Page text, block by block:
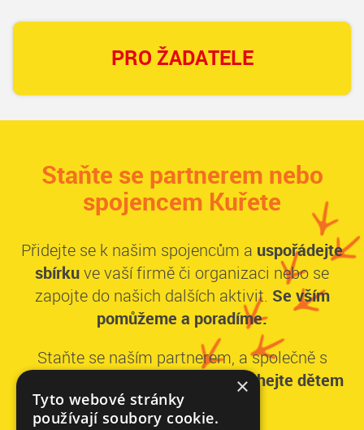
PRO ŽADATELE
Staňte se partnerem nebo
spojencem Kuřete
Přidejte se k našim spojencům a uspořádejte
sbírkuve vaší firmě či organizaci nebo se
zapojte do našich dalších aktivit. Se vším
pomůžeme a poradíme.
Staňte se naším partnerem, a společně s
dalšími významnými dárci,
pomáhejte dětem
dlouhodobě.
×
Tyto webové stránky
používají soubory cookie.